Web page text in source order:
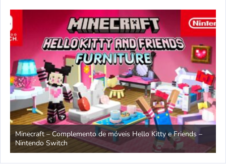
Minecraft – Complemento de móveis Hello Kitty e Friends –
Nintendo Switch